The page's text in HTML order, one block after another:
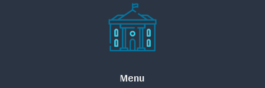
Menu